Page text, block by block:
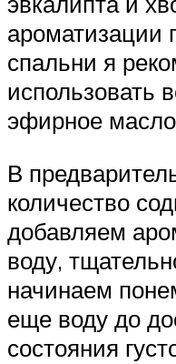
ароматизации
спальни я
использовать
эфирное
В
количество
добавляем
воду,
начинаем
еще воду до
состояния